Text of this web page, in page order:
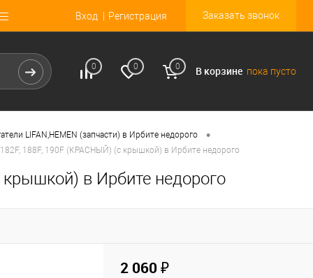
Вход Регистрация Заказать звонок
0 0 0 В корзине пока пусто
LIFAN,HEMEN (запчасти) в Ирбите недорого •
182F, 188F, 190F (КРАСНЫЙ) (с крышкой) в Ирбите недорого
в Ирбите недорого
2 060 ₽